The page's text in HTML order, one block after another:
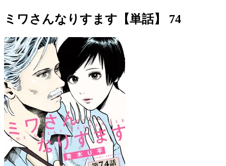
ミワさんなりすます【単話】 74